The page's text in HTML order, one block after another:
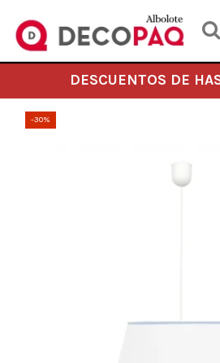
DESCUENTOS DE
-30%